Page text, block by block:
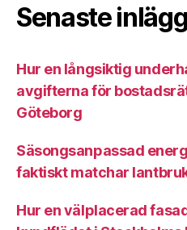
Senaste
Hur en långsiktig
avgifterna för
Göteborg
Säsongsanpassad
faktiskt matchar
Hur en välplacerad